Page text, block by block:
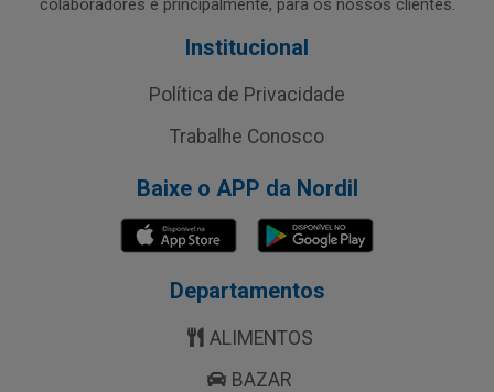
colaboradores e principalmente, para os nossos clientes.
Institucional
Política de Privacidade
Trabalhe Conosco
Baixe o APP da Nordil
Departamentos
ALIMENTOS
BAZAR